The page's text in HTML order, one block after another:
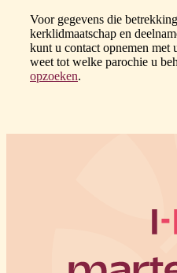
Voor gegevens die
kerklidmaatschap en
kunt u contact opnemen met
weet tot welke parochie u
opzoeken.